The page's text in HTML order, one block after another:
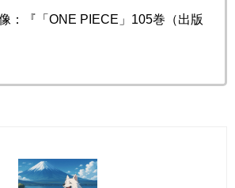
：『「ONE PIECE」105巻（出版